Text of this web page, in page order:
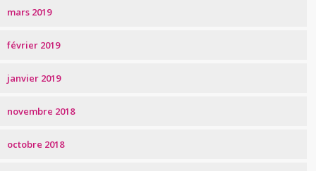
mars 2019
février 2019
janvier 2019
novembre 2018
octobre 2018